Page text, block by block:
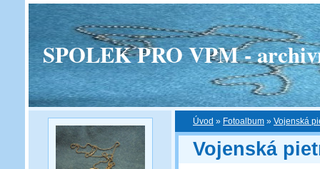
SPOLEK PRO VPM -
Úvod » Fotoalbum » Vojenská
Vojenská